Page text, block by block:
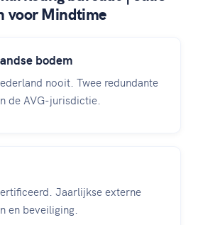
voor Mindtime
bodem
nooit. Twee redundante
de AVG-jurisdictie.
Jaarlijkse externe
en beveiliging.